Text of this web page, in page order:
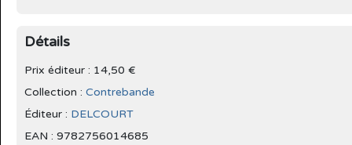
Détails
Prix éditeur : 14,50 €
Collection : Contrebande
Éditeur : DELCOURT
EAN : 9782756014685